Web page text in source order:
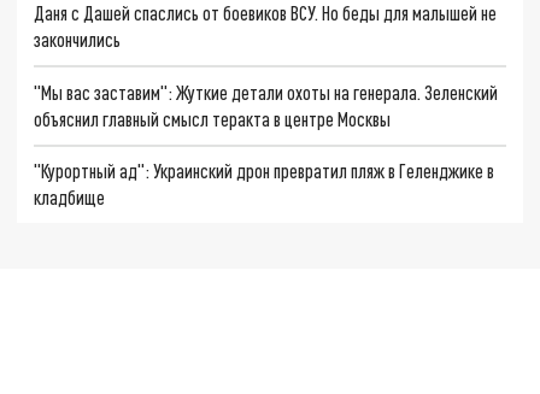
Даня с Дашей спаслись от боевиков ВСУ. Но беды для малышей не
закончились
"Мы вас заставим": Жуткие детали охоты на генерала. Зеленский
объяснил главный смысл теракта в центре Москвы
"Курортный ад": Украинский дрон превратил пляж в Геленджике в
кладбище